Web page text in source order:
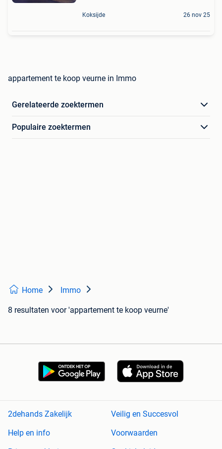
Koksijde 26 nov 25
appartement te koop veurne in Immo
Gerelateerde zoektermen
Populaire zoektermen
Home Immo
8 resultaten voor 'appartement te koop veurne'
2dehands Zakelijk
Veilig en Succesvol
Help en info
Voorwaarden